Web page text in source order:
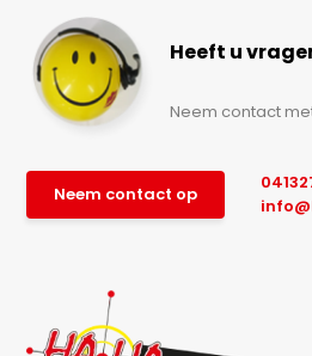
Heeft u
Neem contact
Neem contact op